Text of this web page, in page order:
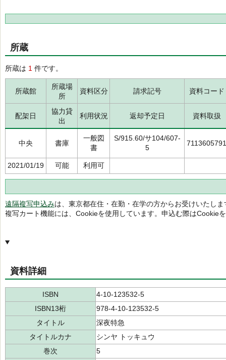
所蔵
所蔵は 1 件です。
所蔵館
所蔵場
所
資料区分 請求記号 資料コード
配架日
協力貸
出
利用状況 返却予定日 資料取扱
中央 書庫
一般図
書
S/915.60/サ104/607-
5
7113605791
2021/01/19 可能 利用可
遠隔複写申込みは、東京都在住・在勤・在学の方からお受けいたしま
複写カート機能には、Cookieを使用しています。申込む際はCookie
資料詳細
ISBN
4-10-123532-5
ISBN13桁
978-4-10-123532-5
タイトル
深夜特急
タイトルカナ
シンヤ トッキュウ
巻次
5